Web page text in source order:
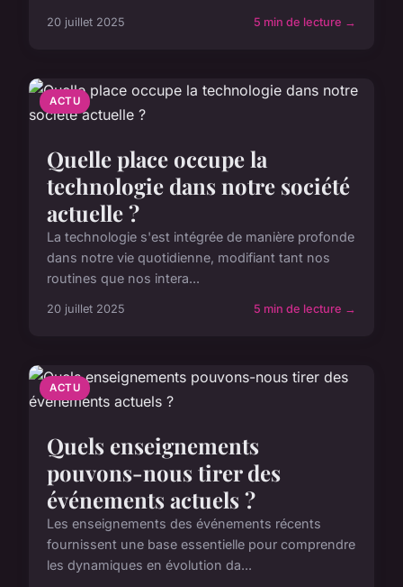
20 juillet 2025 5 min de lecture →
ACTU
Quelle place occupe la
technologie dans notre société
actuelle ?
La technologie s'est intégrée de manière profonde
dans notre vie quotidienne, modifiant tant nos
routines que nos intera...
20 juillet 2025 5 min de lecture →
ACTU
Quels enseignements
pouvons-nous tirer des
événements actuels ?
Les enseignements des événements récents
fournissent une base essentielle pour comprendre
les dynamiques en évolution da...